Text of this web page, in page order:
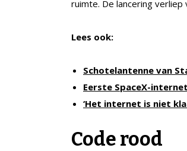
ruimte. De lancering
Lees ook:
Schotelantenne van
Eerste SpaceX-
‘Het internet is niet
Code rood